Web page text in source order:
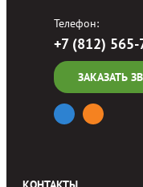
Телефон:
+7 (812) 565-
ЗАКАЗАТЬ